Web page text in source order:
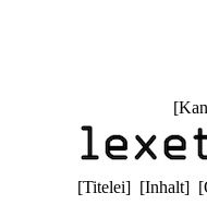
[
[Titelei] [Inhalt] [